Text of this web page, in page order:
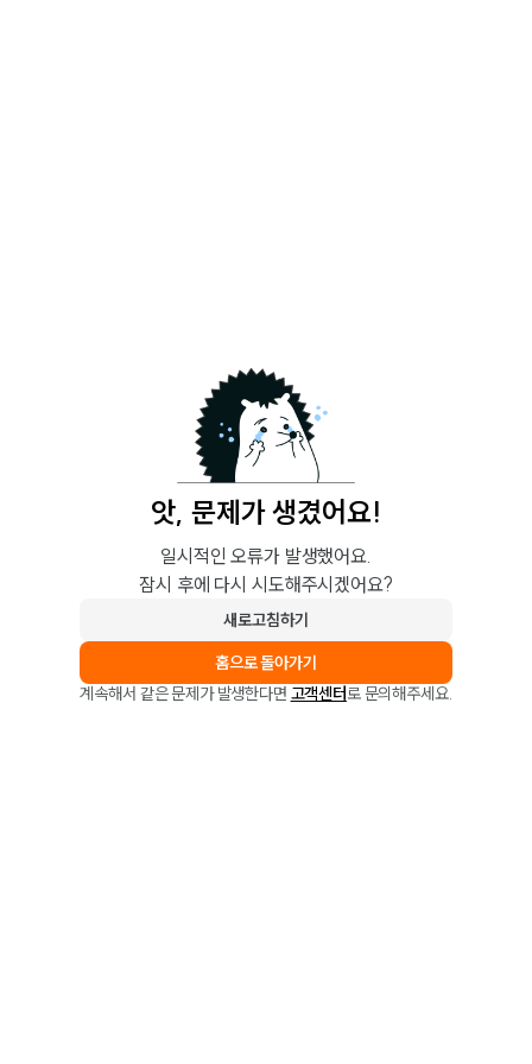
앗, 문제가 생겼어요!
일시적인 오류가 발생했어요.
잠시 후에 다시 시도해주시겠어요?
새로고침하기
홈으로 돌아가기
계속해서 같은 문제가 발생한다면 고객센터로 문의해주세요.